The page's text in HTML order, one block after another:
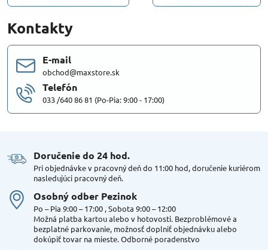
Kontakty
E-mail
obchod@maxstore.sk
Telefón
033 /640 86 81 (Po-Pia: 9:00 - 17:00)
Doručenie do 24 hod​.
Pri objednávke v pracovný deň do 11:00 hod, doručenie kuriérom
nasledujúci pracovný deň.
Osobný odber Pezinok
Po – Pia 9:00 – 17:00 , Sobota 9:00 – 12:00
Možná platba kartou alebo v hotovosti. Bezproblémové a
bezplatné parkovanie, možnosť doplniť objednávku alebo
dokúpiť tovar na mieste. Odborné poradenstvo